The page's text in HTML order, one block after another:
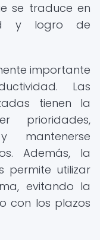
se traduce en
y logro de
importante
Las
tienen la
prioridades,
Además, la
permite utilizar
evitando la
con los plazos